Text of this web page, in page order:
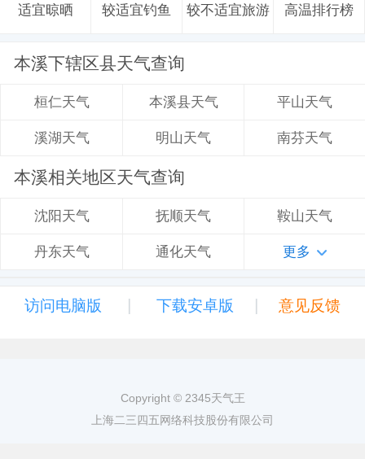
适宜晾晒 较适宜钓鱼 较不适宜旅游 高温排行榜
本溪下辖区县天气查询
桓仁天气 本溪县天气 平山天气
溪湖天气 明山天气 南芬天气
本溪相关地区天气查询
沈阳天气 抚顺天气 鞍山天气
丹东天气 通化天气 更多
访问电脑版 | 下载安卓版 | 意见反馈
Copyright © 2345天气王
上海二三四五网络科技股份有限公司